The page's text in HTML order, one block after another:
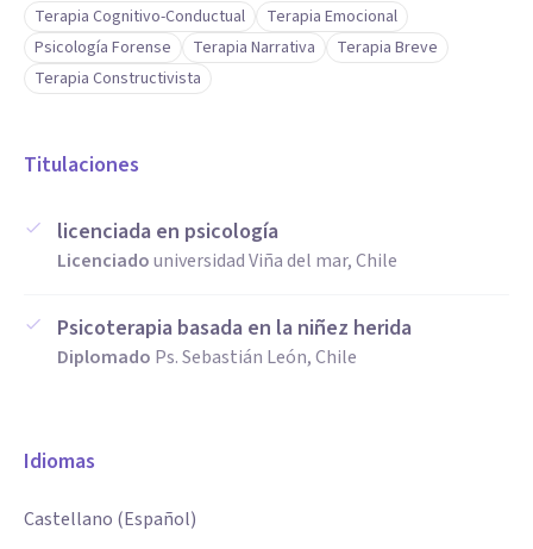
Terapia Cognitivo-Conductual
Terapia Emocional
Psicología Forense
Terapia Narrativa
Terapia Breve
Terapia Constructivista
Titulaciones
licenciada en psicología
Licenciadouniversidad Viña del mar, Chile
Psicoterapia basada en la niñez herida
Diplomado Ps. Sebastián León, Chile
Idiomas
Castellano (Español)